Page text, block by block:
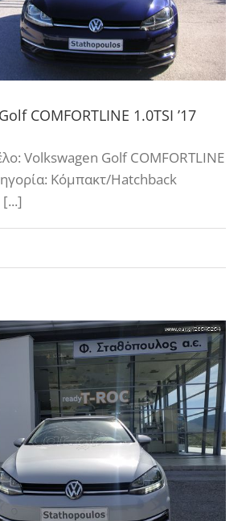
COMFORTLINE 1.0TSI ’17
Volkswagen Golf COMFORTLINE
Κόμπακτ/Hatchback